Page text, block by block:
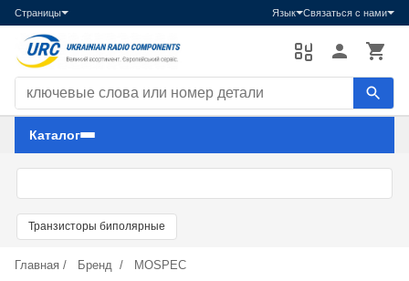
Страницы Язык Связаться с нами
Каталог
Транзисторы биполярные
Главная / Бренд / MOSPEC